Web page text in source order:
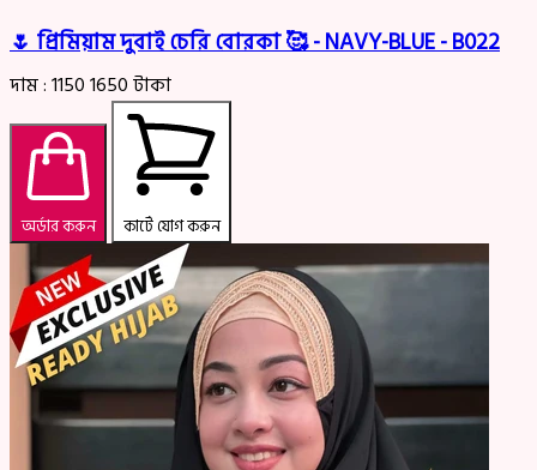
🌷 প্রিমিয়াম দুবাই চেরি বোরকা 🥰 - NAVY-BLUE - B022
দাম :11501650টাকা
অর্ডার করুন কার্টে যোগ করুন